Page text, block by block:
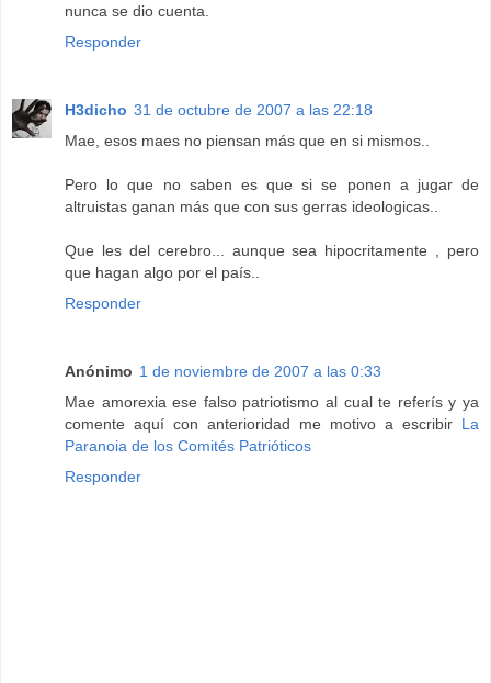
nunca se dio cuenta.
Responder
H3dicho 31 de octubre de 2007 a las 22:18
Mae, esos maes no piensan más que en si mismos..
Pero lo que no saben es que si se ponen a jugar de
altruistas ganan más que con sus gerras ideologicas..
Que les del cerebro... aunque sea hipocritamente , pero
que hagan algo por el país..
Responder
Anónimo 1 de noviembre de 2007 a las 0:33
Mae amorexia ese falso patriotismo al cual te referís y ya
comente aquí con anterioridad me motivo a escribir La
Paranoia de los Comités Patrióticos
Responder